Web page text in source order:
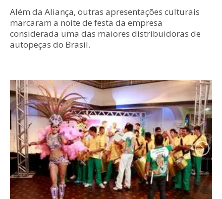
Além da Aliança, outras apresentações culturais
marcaram a noite de festa da empresa
considerada uma das maiores distribuidoras de
autopeças do Brasil.